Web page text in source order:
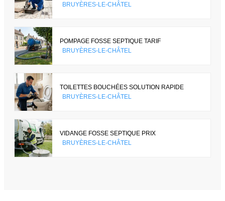
BRUYÈRES-LE-CHÂTEL
POMPAGE FOSSE SEPTIQUE TARIF
BRUYÈRES-LE-CHÂTEL
TOILETTES BOUCHÉES SOLUTION RAPIDE
BRUYÈRES-LE-CHÂTEL
VIDANGE FOSSE SEPTIQUE PRIX
BRUYÈRES-LE-CHÂTEL